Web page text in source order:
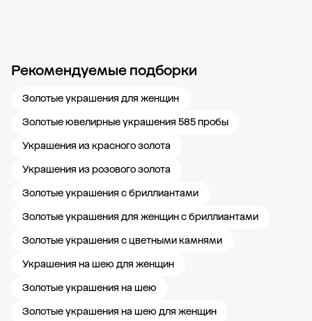
Рекомендуемые подборки
Золотые украшения для женщин
Золотые ювелирные украшения 585 пробы
Украшения из красного золота
Украшения из розового золота
Золотые украшения с бриллиантами
Золотые украшения для женщин с бриллиантами
Золотые украшения с цветными камнями
Украшения на шею для женщин
Золотые украшения на шею
Золотые украшения на шею для женщин
Новости компании Журнал ЗОЛОТОЙ Блог